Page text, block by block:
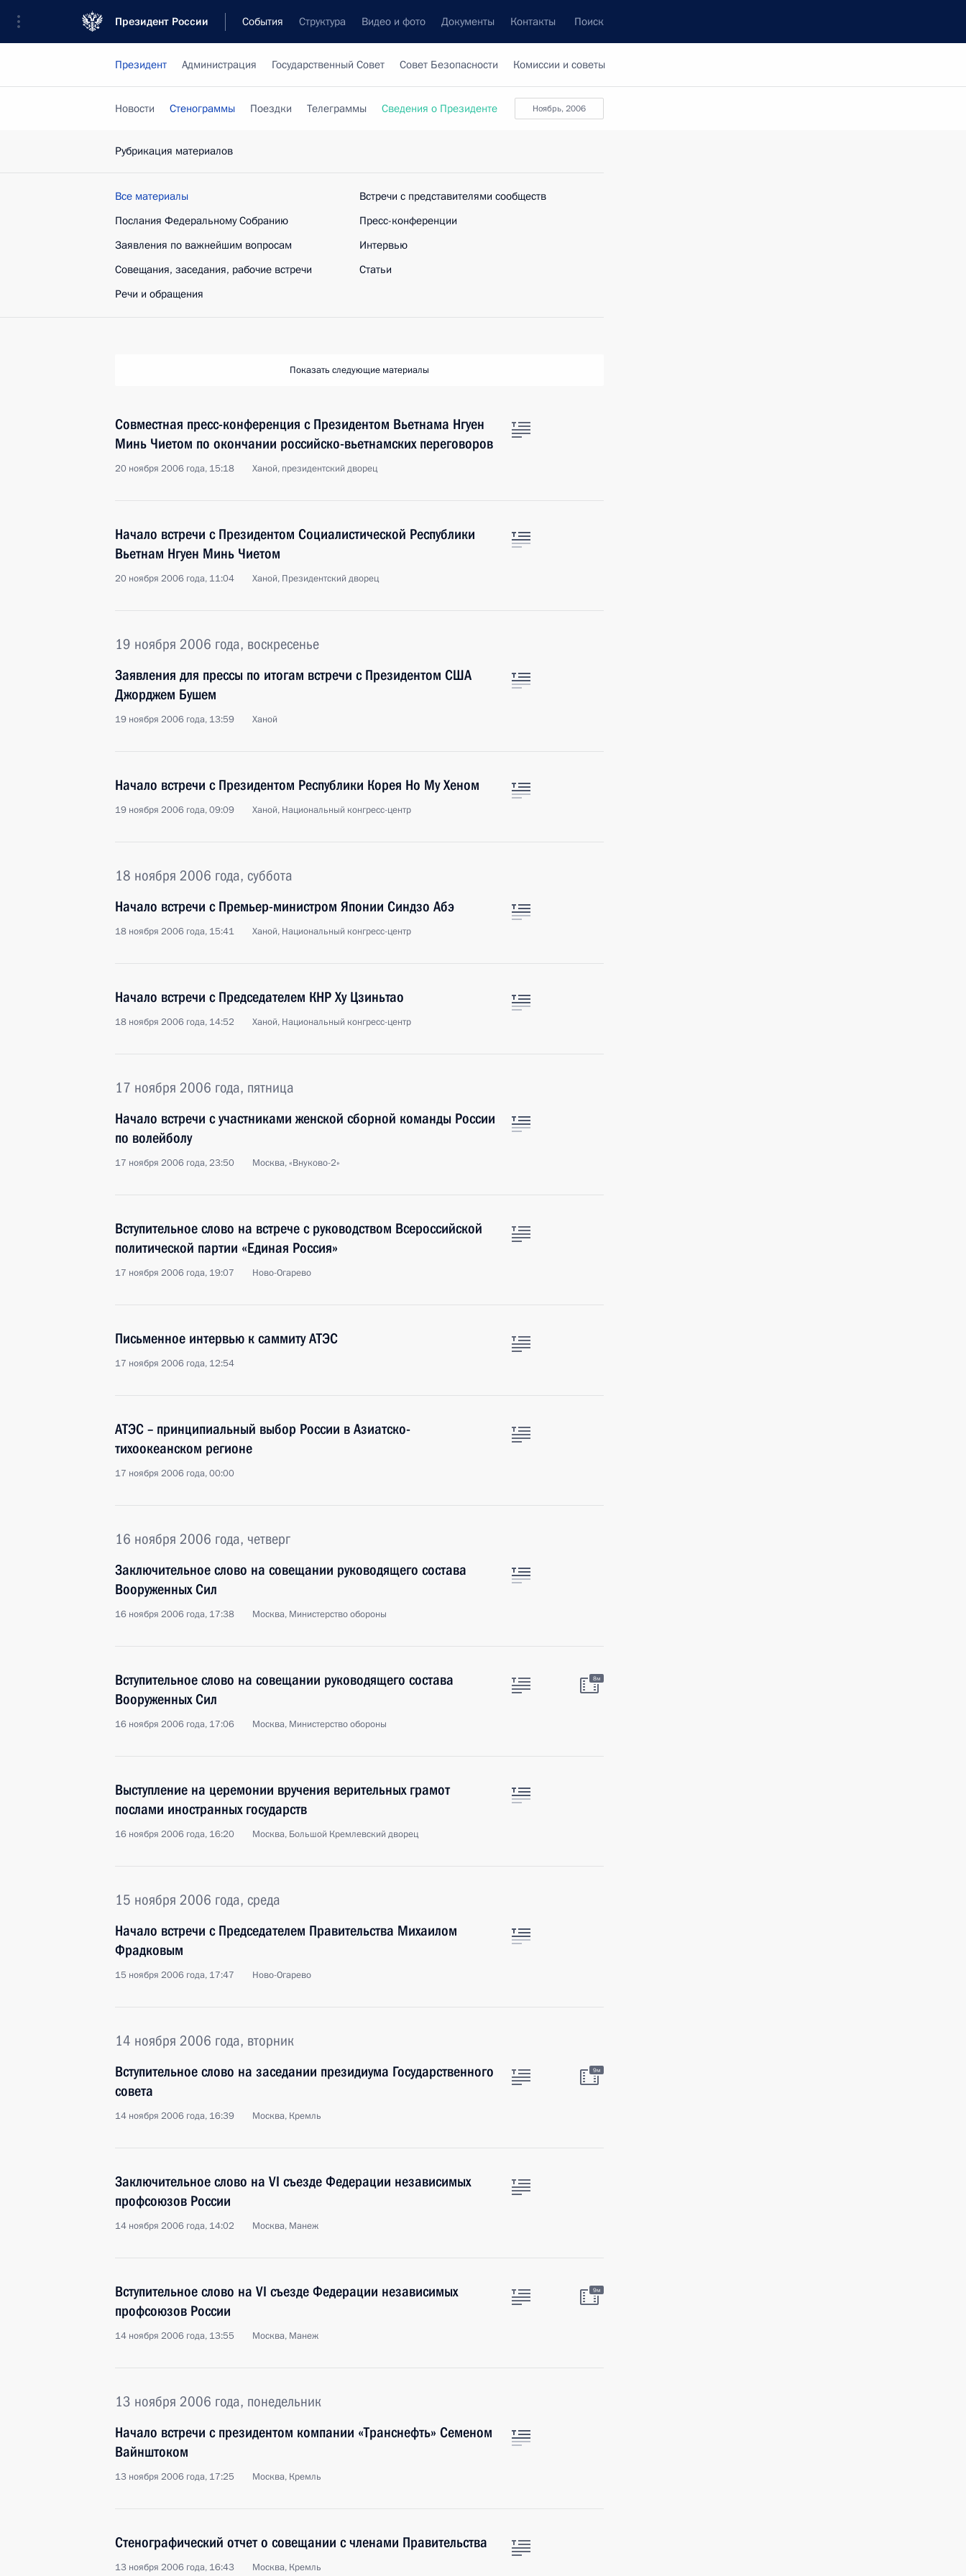
Президент России События Структура Видео и фото Документы Контакты Поиск
Президент Администрация Государственный Совет Совет Безопасности Комиссии и советы
ноябрь, 2006
Новости Стенограммы Поездки Телеграммы Сведения о Президенте
Рубрикация материалов
Все материалы
Послания Федеральному Собранию
Заявления по важнейшим вопросам
Совещания, заседания, рабочие встречи
Речи и обращения
Встречи с представителями сообществ
Пресс-конференции
Интервью
Статьи
Показать следующие материалы
Совместная пресс-конференция с Президентом Вьетнама Нгуен
Минь Чиетом по окончании российско-вьетнамских переговоров
20 ноября 2006 года, 15:18 Ханой, президентский дворец
Начало встречи с Президентом Социалистической Республики
Вьетнам Нгуен Минь Чиетом
20 ноября 2006 года, 11:04 Ханой, Президентский дворец
19 ноября 2006 года, воскресенье
Заявления для прессы по итогам встречи с Президентом США
Джорджем Бушем
19 ноября 2006 года, 13:59 Ханой
Начало встречи с Президентом Республики Корея Но Му Хеном
19 ноября 2006 года, 09:09 Ханой, Национальный конгресс-центр
18 ноября 2006 года, суббота
Начало встречи с Премьер-министром Японии Синдзо Абэ
18 ноября 2006 года, 15:41 Ханой, Национальный конгресс-центр
Начало встречи с Председателем КНР Ху Цзиньтао
18 ноября 2006 года, 14:52 Ханой, Национальный конгресс-центр
17 ноября 2006 года, пятница
Начало встречи с участниками женской сборной команды России
по волейболу
17 ноября 2006 года, 23:50 Москва, «Внуково-2»
Вступительное слово на встрече с руководством Всероссийской
политической партии «Единая Россия»
17 ноября 2006 года, 19:07 Ново-Огарево
Письменное интервью к саммиту АТЭС
17 ноября 2006 года, 12:54
АТЭС – принципиальный выбор России в Азиатско-
тихоокеанском регионе
17 ноября 2006 года, 00:00
16 ноября 2006 года, четверг
Заключительное слово на совещании руководящего состава
Вооруженных Сил
16 ноября 2006 года, 17:38 Москва, Министерство обороны
Вступительное слово на совещании руководящего состава
Вооруженных Сил
16 ноября 2006 года, 17:06 Москва, Министерство обороны
8м
Выступление на церемонии вручения верительных грамот
послами иностранных государств
16 ноября 2006 года, 16:20 Москва, Большой Кремлевский дворец
15 ноября 2006 года, среда
Начало встречи с Председателем Правительства Михаилом
Фрадковым
15 ноября 2006 года, 17:47 Ново-Огарево
14 ноября 2006 года, вторник
Вступительное слово на заседании президиума Государственного
совета
14 ноября 2006 года, 16:39 Москва, Кремль
9м
Заключительное слово на VI съезде Федерации независимых
профсоюзов России
14 ноября 2006 года, 14:02 Москва, Манеж
Вступительное слово на VI съезде Федерации независимых
профсоюзов России
14 ноября 2006 года, 13:55 Москва, Манеж
9м
13 ноября 2006 года, понедельник
Начало встречи с президентом компании «Транснефть» Семеном
Вайнштоком
13 ноября 2006 года, 17:25 Москва, Кремль
Стенографический отчет о совещании с членами Правительства
13 ноября 2006 года, 16:43 Москва, Кремль